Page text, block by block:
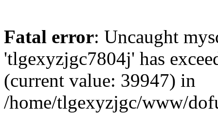
Fatal error: Uncaught
'tlgexyzjgc7804j' has
(current value: 39947) in
/home/tlgexyzjgc/www/